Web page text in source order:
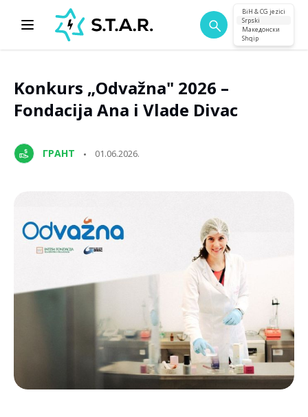
BiH & CG jezici
Srpski
Македонски
Shqip
Konkurs „Odvažna" 2026 –
Fondacija Ana i Vlade Divac
ГРАНТ 01.06.2026.